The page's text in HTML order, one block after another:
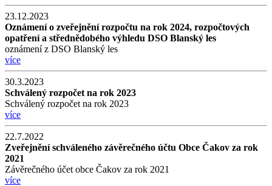
23.12.2023
Oznámení o zveřejnění rozpočtu na rok 2024, rozpočtových
opatření a střednědobého výhledu DSO Blanský les
oznámení z DSO Blanský les
více
30.3.2023
Schválený rozpočet na rok 2023
Schválený rozpočet na rok 2023
více
22.7.2022
Zveřejnění schváleného závěrečného účtu Obce Čakov za rok
2021
Závěrečného účet obce Čakov za rok 2021
více